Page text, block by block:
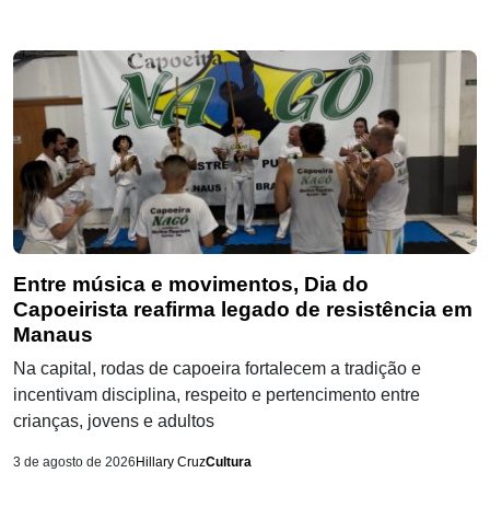
Entre música e movimentos, Dia do
Capoeirista reafirma legado de resistência em
Manaus
Na capital, rodas de capoeira fortalecem a tradição e
incentivam disciplina, respeito e pertencimento entre
crianças, jovens e adultos
3 de agosto de 2026 Hillary CruzCultura